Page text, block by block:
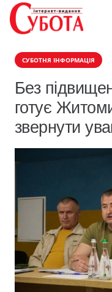
СУБОТНЯ ІНФОРМАЦІЯ
Без
готує
звернути